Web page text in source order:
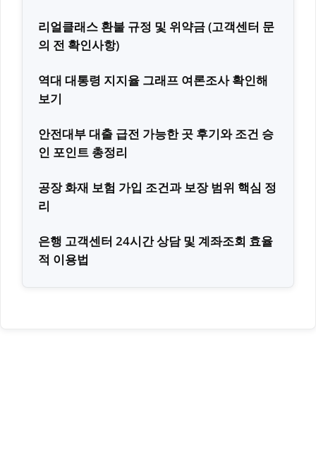
리얼클래스 환불 규정 및 위약금 (고객센터 문
의 전 확인사항)
역대 대통령 지지율 그래프 여론조사 확인해
보기
안전대부 대출 급전 가능한 곳 후기와 조건 승
인 포인트 총정리
공장 화재 보험 가입 조건과 보장 범위 핵심 정
리
은행 고객센터 24시간 상담 및 계좌조회 효율
적 이용법